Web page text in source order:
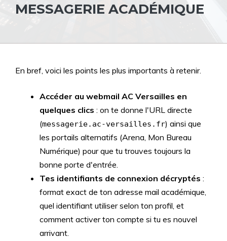
MESSAGERIE ACADÉMIQUE
En bref, voici les points les plus importants à retenir.
Accéder au webmail AC Versailles en
quelques clics : on te donne l'URL directe
(messagerie.ac-versailles.fr) ainsi que
les portails alternatifs (Arena, Mon Bureau
Numérique) pour que tu trouves toujours la
bonne porte d'entrée.
Tes identifiants de connexion décryptés :
format exact de ton adresse mail académique,
quel identifiant utiliser selon ton profil, et
comment activer ton compte si tu es nouvel
arrivant.